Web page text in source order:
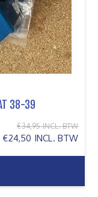
38-39
€24,50 INCL. BTW
€34,95 INCL. BTW